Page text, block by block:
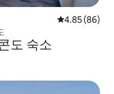
평점 4.85점(5
4.85 (86)
도 숙소